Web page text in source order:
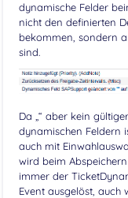
dynamische Felder
nicht den definierten
bekommen, sondern
sind.
Da „“ aber kein
dynamischen Feldern
auch mit
wird beim
immer der
Event ausgelöst, auch